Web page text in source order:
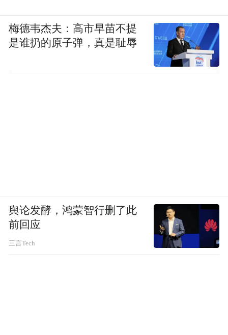
梅德韦杰夫：高市早苗不提
是谁扔的原子弹，真是耻辱
舆论发酵，鸿蒙智行删了此
前回应
三言Tech